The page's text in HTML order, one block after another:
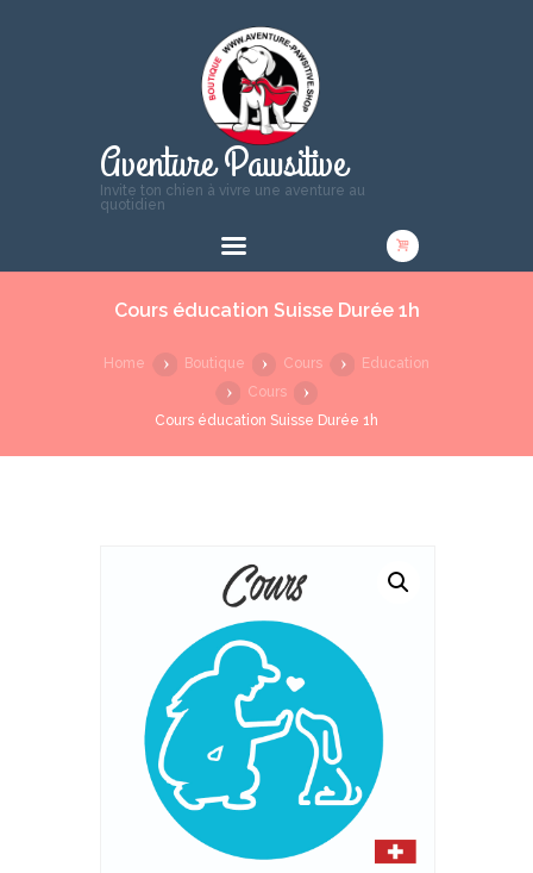
Aventure Pawsitive
Invite ton chien à vivre une aventure au
quotidien
Cours éducation Suisse Durée 1h
Home Boutique Cours
Education
Cours
Cours éducation Suisse Durée 1h